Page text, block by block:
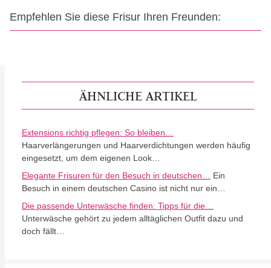
Empfehlen Sie diese Frisur Ihren Freunden:
ÄHNLICHE ARTIKEL
Extensions richtig pflegen: So bleiben…
Haarverlängerungen und Haarverdichtungen werden häufig
eingesetzt, um dem eigenen Look…
Elegante Frisuren für den Besuch in deutschen…
Ein
Besuch in einem deutschen Casino ist nicht nur ein…
Die passende Unterwäsche finden: Tipps für die…
Unterwäsche gehört zu jedem alltäglichen Outfit dazu und
doch fällt…